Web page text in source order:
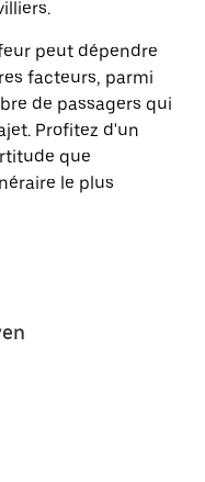
peut dépendre
facteurs, parmi
de passagers qui
Profitez d'un
que
le plus